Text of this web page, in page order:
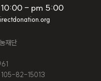
- pm 5:00
재단
105-82-15013